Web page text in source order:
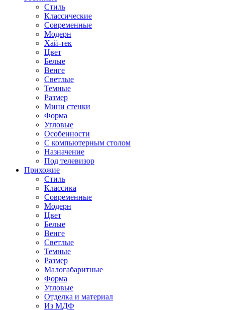
Стиль
Классические
Современные
Модерн
Хай-тек
Цвет
Белые
Венге
Светлые
Темные
Размер
Мини стенки
Форма
Угловые
Особенности
С компьютерным столом
Назначение
Под телевизор
Прихожие
Стиль
Классика
Современные
Модерн
Цвет
Белые
Венге
Светлые
Темные
Размер
Малогабаритные
Форма
Угловые
Отделка и материал
Из МДФ